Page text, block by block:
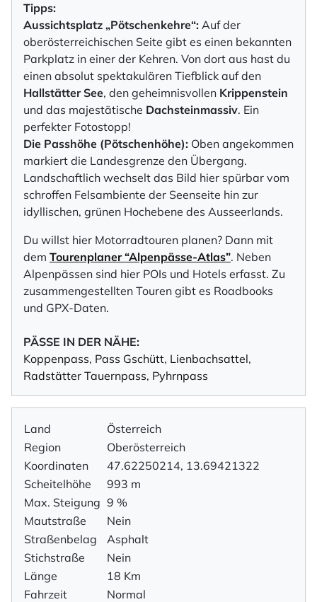
Tipps:
Aussichtsplatz „Pötschenkehre“: Auf der
oberösterreichischen Seite gibt es einen bekannten
Parkplatz in einer der Kehren. Von dort aus hast du
einen absolut spektakulären Tiefblick auf den
Hallstätter See, den geheimnisvollen Krippenstein
und das majestätische Dachsteinmassiv. Ein
perfekter Fotostopp!
Die Passhöhe (Pötschenhöhe): Oben angekommen
markiert die Landesgrenze den Übergang.
Landschaftlich wechselt das Bild hier spürbar vom
schroffen Felsambiente der Seenseite hin zur
idyllischen, grünen Hochebene des Ausseerlands.
Du willst hier Motorradtouren planen? Dann mit
dem Tourenplaner “Alpenpässe-Atlas”. Neben
Alpenpässen sind hier POIs und Hotels erfasst. Zu
zusammengestellten Touren gibt es Roadbooks
und GPX-Daten.
PÄSSE IN DER NÄHE:
Koppenpass, Pass Gschütt, Lienbachsattel,
Radstätter Tauernpass, Pyhrnpass
Land
Österreich
Region
Oberösterreich
Koordinaten
47.62250214, 13.69421322
Scheitelhöhe
993 m
Max. Steigung 9 %
Mautstraße
Nein
Straßenbelag
Asphalt
Stichstraße
Nein
Länge
18 Km
Fahrzeit
Normal